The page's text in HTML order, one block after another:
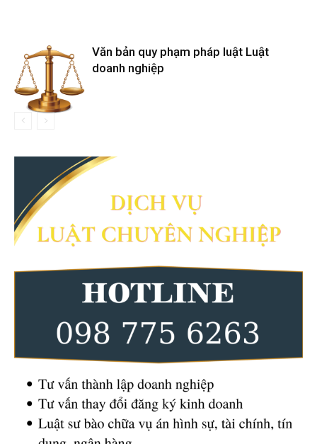
Văn bản quy phạm pháp luật Luật
doanh nghiệp